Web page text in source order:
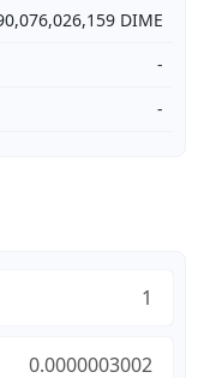
DIME
-
-